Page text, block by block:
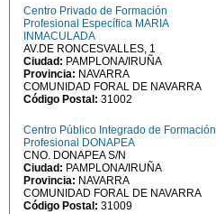
Centro Privado de Formación
Profesional Específica MARIA
INMACULADA
AV.DE RONCESVALLES, 1
Ciudad: PAMPLONA/IRUÑA
Provincia: NAVARRA
COMUNIDAD FORAL DE NAVARRA
Código Postal: 31002
Centro Público Integrado de Formación
Profesional DONAPEA
CNO. DONAPEA S/N
Ciudad: PAMPLONA/IRUÑA
Provincia: NAVARRA
COMUNIDAD FORAL DE NAVARRA
Código Postal: 31009